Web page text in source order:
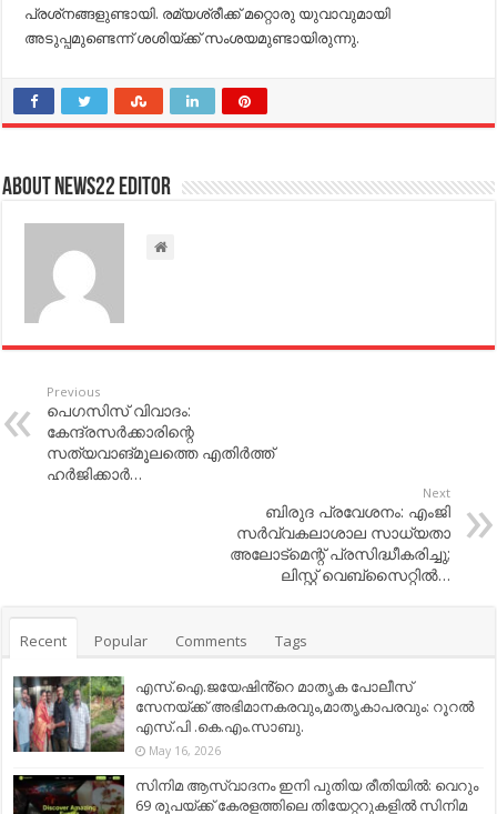
പ്രശ്‌നങ്ങളുണ്ടായി. രമ്യശ്രീക്ക് മറ്റൊരു യുവാവുമായി
അടുപ്പമുണ്ടെന്ന് ശശിയ്ക്ക് സംശയമുണ്ടായിരുന്നു.
About NEWS22 EDITOR
Previous
പെഗസിസ് വിവാദം:
കേന്ദ്രസർക്കാരിന്റെ
സത്യവാങ്മൂലത്തെ എതിർത്ത്
ഹർജിക്കാർ…
Next
ബിരുദ പ്രവേശനം: എംജി
സർവ്വകലാശാല സാധ്യതാ
അലോട്മെന്റ് പ്രസിദ്ധീകരിച്ചു;
ലിസ്റ്റ് വെബ്സൈറ്റിൽ…
Recent Popular Comments Tags
എസ്.ഐ.ജയേഷിൻ്റെ മാതൃക പോലീസ്
സേനയ്ക്ക് അഭിമാനകരവും,മാതൃകാപരവും: റൂറൽ
എസ്.പി .കെ.എം.സാബു.
May 16, 2026
സിനിമ ആസ്വാദനം ഇനി പുതിയ രീതിയിൽ: വെറും
69 രൂപയ്ക്ക് കേരളത്തിലെ തിയേറ്ററുകളിൽ സിനിമ